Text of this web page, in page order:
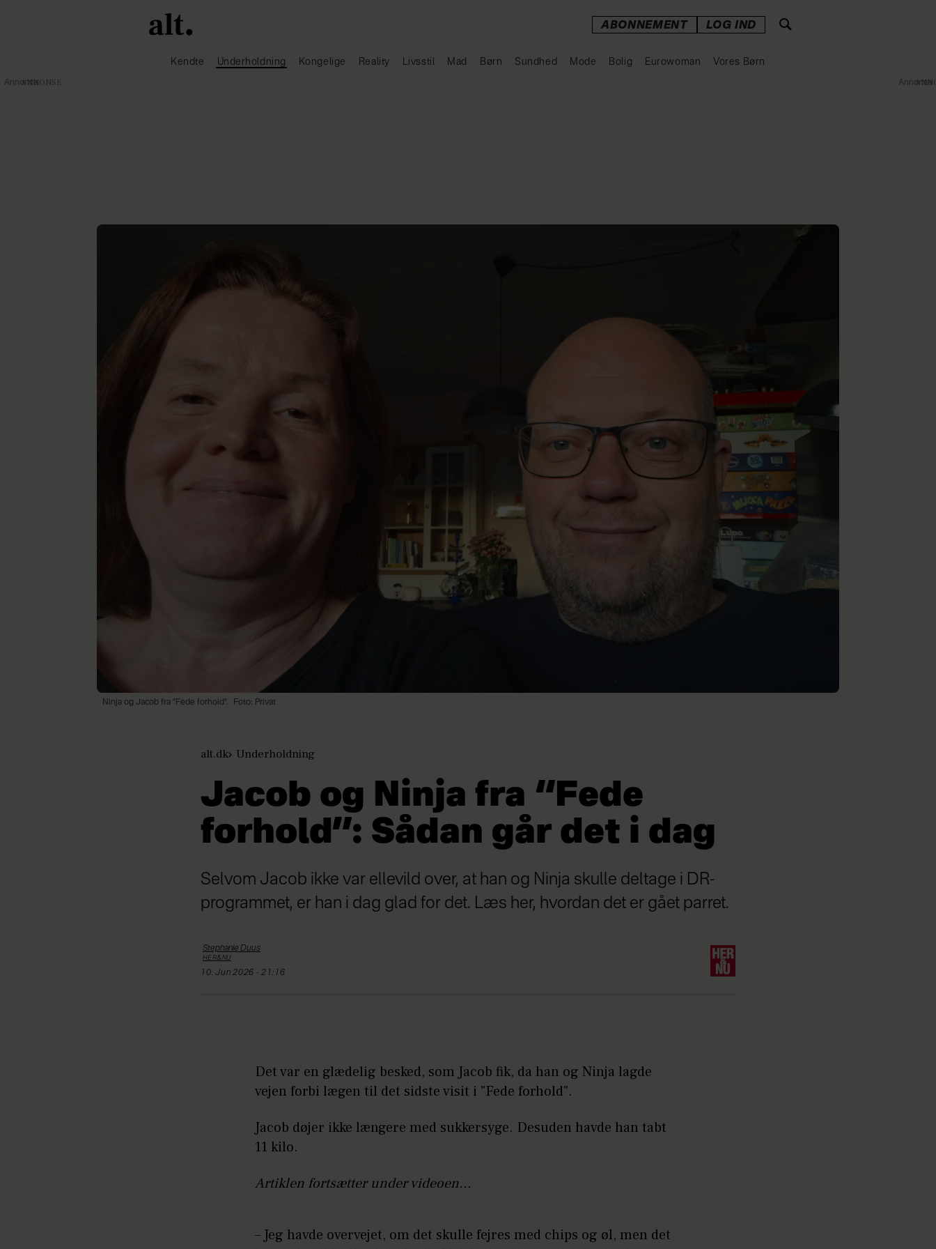
ABONNEMENT LOG IND
Kendte Underholdning Kongelige Reality Livsstil Mad Børn Sundhed Mode Bolig Eurowoman Vores Børn
Ninja og Jacob fra "Fede forhold". Foto: Privat
alt.dk Underholdning
Jacob og Ninja fra “Fede
forhold”: Sådan går det i dag
Selvom Jacob ikke var ellevild over, at han og Ninja skulle deltage i DR-
programmet, er han i dag glad for det. Læs her, hvordan det er gået parret.
Stephanie Duus
HER&NU
10. Jun 2026 - 21:16
Det var en glædelig besked, som Jacob fik, da han og Ninja lagde
vejen forbi lægen til det sidste visit i "Fede forhold".
Jacob døjer ikke længere med sukkersyge. Desuden havde han tabt
11 kilo.
Artiklen fortsætter under videoen...
– Jeg havde overvejet, om det skulle fejres med chips og øl, men det
Annonce Annonce